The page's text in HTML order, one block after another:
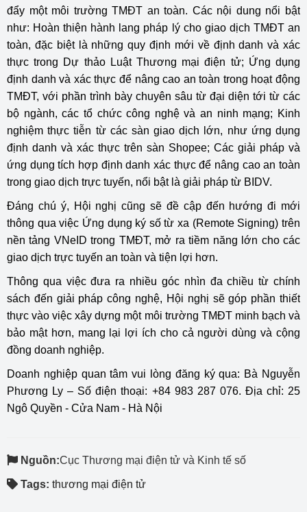
đẩy một môi trường TMĐT an toàn. Các nội dung nổi bật
như: Hoàn thiện hành lang pháp lý cho giao dịch TMĐT an
toàn, đặc biệt là những quy định mới về định danh và xác
thực trong Dự thảo Luật Thương mại điện tử; Ứng dụng
định danh và xác thực để nâng cao an toàn trong hoạt động
TMĐT, với phần trình bày chuyên sâu từ đại diện tới từ các
bộ ngành, các tổ chức công nghệ và an ninh mạng; Kinh
nghiệm thực tiễn từ các sàn giao dịch lớn, như ứng dụng
định danh và xác thực trên sàn Shopee; Các giải pháp và
ứng dụng tích hợp định danh xác thực để nâng cao an toàn
trong giao dịch trực tuyến, nổi bật là giải pháp từ BIDV.
Đáng chú ý, Hội nghị cũng sẽ đề cập đến hướng đi mới
thông qua việc Ứng dụng ký số từ xa (Remote Signing) trên
nền tảng VNeID trong TMĐT, mở ra tiềm năng lớn cho các
giao dịch trực tuyến an toàn và tiện lợi hơn.
Thông qua việc đưa ra nhiều góc nhìn đa chiều từ chính
sách đến giải pháp công nghệ, Hội nghị sẽ góp phần thiết
thực vào việc xây dựng một môi trường TMĐT minh bạch và
bảo mật hơn, mang lại lợi ích cho cả người dùng và cộng
đồng doanh nghiệp.
Doanh nghiệp quan tâm vui lòng đăng ký qua: Bà Nguyễn
Phương Ly – Số điện thoại: +84 983 287 076. Địa chỉ: 25
Ngô Quyền - Cửa Nam - Hà Nội
Nguồn:Cục Thương mại điện tử và Kinh tế số
Tags: thương mại điện tử